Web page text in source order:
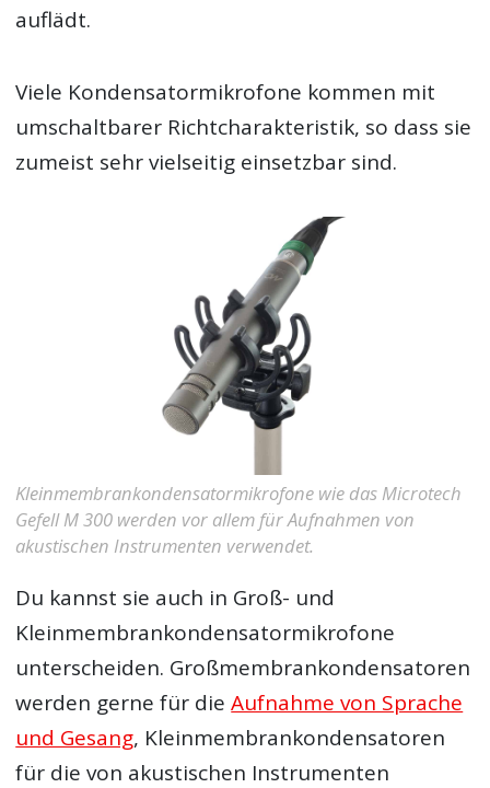
auflädt.
Viele Kondensatormikrofone kommen mit
umschaltbarer Richtcharakteristik, so dass sie
zumeist sehr vielseitig einsetzbar sind.
Kleinmembrankondensatormikrofone wie das Microtech
Gefell M 300 werden vor allem für Aufnahmen von
akustischen Instrumenten verwendet.
Du kannst sie auch in Groß- und
Kleinmembrankondensatormikrofone
unterscheiden. Großmembrankondensatoren
werden gerne für dieAufnahme von Sprache
und Gesang, Kleinmembrankondensatoren
für die von akustischen Instrumenten